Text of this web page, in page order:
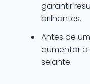
garantir
brilhantes.
Antes de
aumentar
selante.